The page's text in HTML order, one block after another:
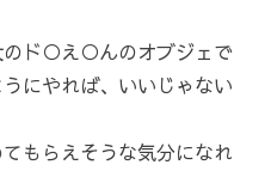
のド○え○んのオブジェで
にやれば、いいじゃない
もらえそうな気分になれ